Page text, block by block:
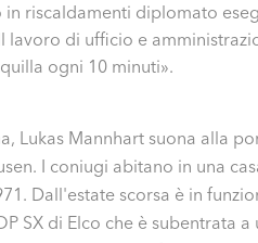
riscaldamenti diplomato
di ufficio e
ogni 10 minuti».
Lukas Mannhart suona alla
I coniugi abitano in una
Dall'estate scorsa è in
SX di Elco che è subentrata